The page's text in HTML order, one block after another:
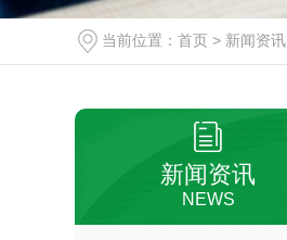
当前位置： 首页 > 新闻资讯
新闻资讯
NEWS